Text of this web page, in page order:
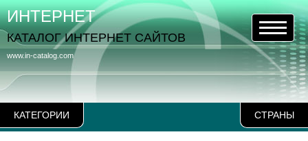
КАТЕГОРИИ СТРАНЫ
www.in-catalog.com
ИНТЕРНЕТ
КАТАЛОГ ИНТЕРНЕТ САЙТОВ